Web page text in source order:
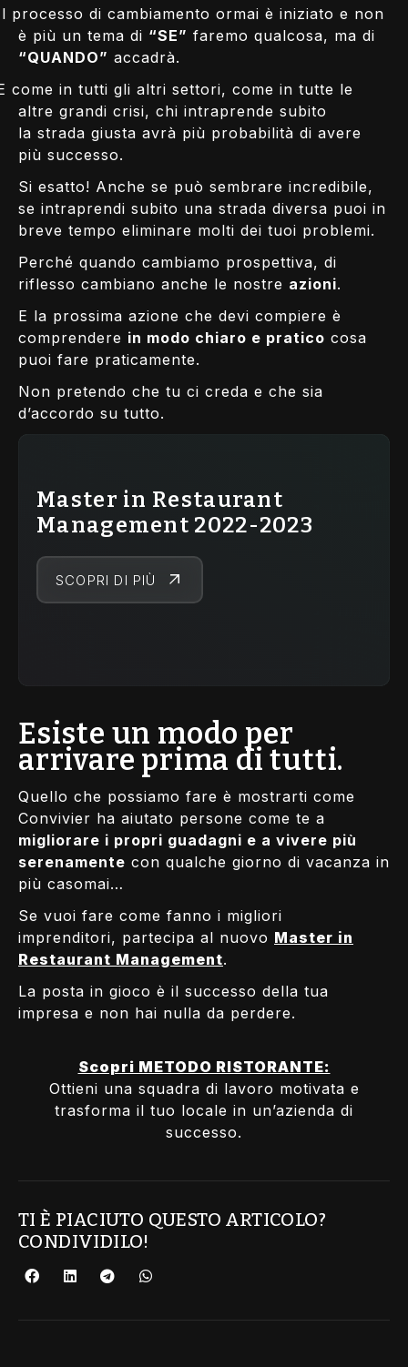
processo di cambiamento ormai è iniziato e non
è più un tema di “SE” faremo qualcosa, ma di
“QUANDO” accadrà.
come in tutti gli altri settori, come in tutte le
altre grandi crisi, chi intraprende subito
la strada giusta avrà più probabilità di avere
più successo.
Si esatto! Anche se può sembrare incredibile,
se intraprendi subito una strada diversa puoi in
breve tempo eliminare molti dei tuoi problemi.
Perché quando cambiamo prospettiva, di
riflesso cambiano anche le nostre azioni.
E la prossima azione che devi compiere è
comprendere in modo chiaro e pratico cosa
puoi fare praticamente.
Non pretendo che tu ci creda e che sia
d’accordo su tutto.
Master in Restaurant
Management 2022-2023
SCOPRI DI PIÙ
Esiste un modo per
arrivare prima di tutti.
Quello che possiamo fare è mostrarti come
Convivier ha aiutato persone come te a
migliorare i propri guadagni e a vivere più
serenamente con qualche giorno di vacanza in
più casomai…
Se vuoi fare come fanno i migliori
imprenditori, partecipa al nuovo Master in
Restaurant Management.
La posta in gioco è il successo della tua
impresa e non hai nulla da perdere.
Scopri METODO RISTORANTE:
Ottieni una squadra di lavoro motivata e
trasforma il tuo locale in un’azienda di
successo.
TI È PIACIUTO QUESTO ARTICOLO?
CONDIVIDILO!